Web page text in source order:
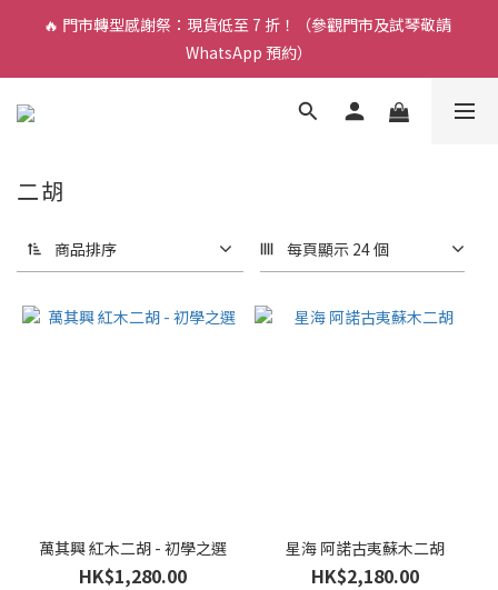
🎵 新生限時：$200 試堂優惠（包樂器借用）
🔥 門市轉型感謝祭：現貨低至 7 折！（參觀門市及試琴敬請
WhatsApp 預約）
🎵 新生限時：$200 試堂優惠（包樂器借用）
二胡
商品排序 每頁顯示 24 個
萬其興 紅木二胡 - 初學之選
HK$1,280.00
星海 阿諾古夷蘇木二胡
HK$2,180.00